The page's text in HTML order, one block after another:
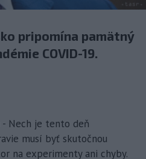
pripomína pamätný
COVID-19.
- Nech je tento deň
musí byť skutočnou
na experimenty ani chyby.